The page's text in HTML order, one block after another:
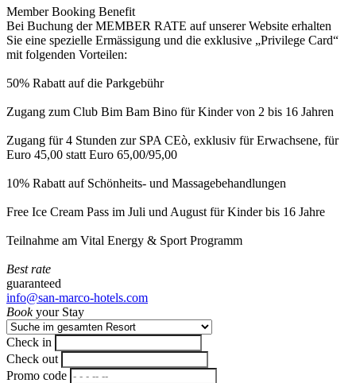
Member Booking Benefit
Bei Buchung der MEMBER RATE auf unserer Website erhalten
Sie eine spezielle Ermässigung und die exklusive „Privilege Card“
mit folgenden Vorteilen:
50% Rabatt auf die Parkgebühr
Zugang zum Club Bim Bam Bino für Kinder von 2 bis 16 Jahren
Zugang für 4 Stunden zur SPA CEò, exklusiv für Erwachsene, für
Euro 45,00 statt Euro 65,00/95,00
10% Rabatt auf Schönheits- und Massagebehandlungen
Free Ice Cream Pass im Juli und August für Kinder bis 16 Jahre
Teilnahme am Vital Energy & Sport Programm
Best rate
guaranteed
info@san-marco-hotels.com
Bookyour Stay
Check in
Check out
Promo code